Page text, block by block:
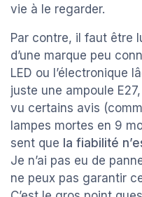
vie à le regarder.
Par contre, il faut être
d’une marque peu
LED ou l’électronique
juste une ampoule
vu certains avis
lampes mortes en 9
sent que la fiabilité
Je n’ai pas eu de
ne peux pas garantir